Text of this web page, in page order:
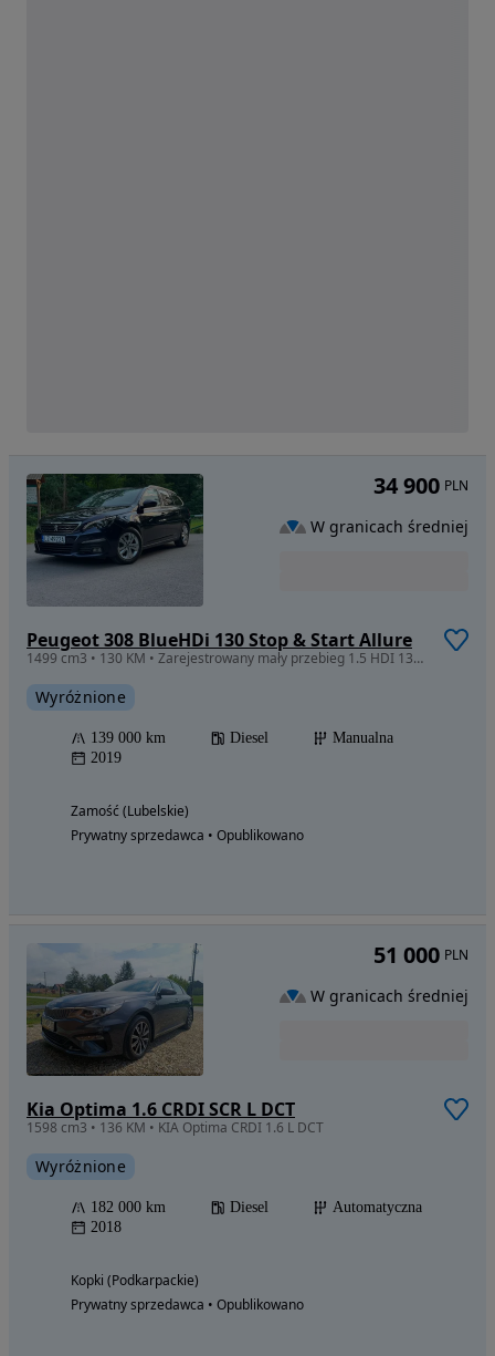
Peugeot 308 BlueHDi 130 Stop & Start Allure
1499 cm3 • 130 KM • Zarejestrowany mały przebieg 1.5 HDI 130 KM
Wyróżnione
139 000 km Diesel
Manualna
2019
Zamość (Lubelskie)
Prywatny sprzedawca • Opublikowano
34 900 PLN
W granicach średniej
Kia Optima 1.6 CRDI SCR L DCT
1598 cm3 • 136 KM • KIA Optima CRDI 1.6 L DCT
Wyróżnione
182 000 km Diesel
Automatyczna
2018
Kopki (Podkarpackie)
Prywatny sprzedawca • Opublikowano
51 000 PLN
W granicach średniej